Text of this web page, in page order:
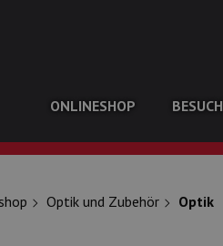
ONLINESHOP
Optik und Zubehör Optik